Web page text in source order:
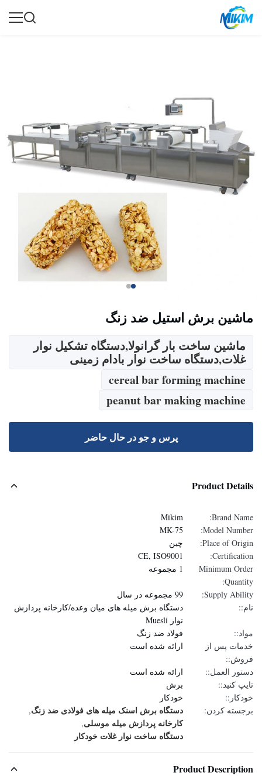
ماشین برش استیل ضد زنگ
ماشین ساخت بار گرانولا,دستگاه تشکیل نوار
غلات,دستگاه ساخت نوار بادام زمینی
cereal bar forming machine
peanut bar making machine
پرس و جو در حال حاضر
Product Details
Brand Name:
Mikim
Model Number:
MK-75
Place of Origin:
چین
Certification:
CE, ISO9001
Minimum Order
Quantity:
1 مجموعه
Supply Ability:
99 مجموعه در سال
نام::
دستگاه برش میله های میان وعده/کارخانه پردازش
نوار Muesli
مواد::
فولاد ضد زنگ
خدمات پس از
فروش::
ارائه شده است
دستور العمل::
ارائه شده است
تایپ کنید::
برش
خودکار::
خودکار
برجسته کردن:
دستگاه برش اسنک میله های فولادی ضد زنگ,
کارخانه پردازش میله موسلی,
دستگاه ساخت نوار غلات خودکار
Product Description